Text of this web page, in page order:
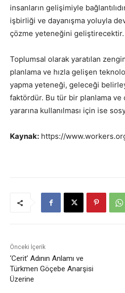
insanların gelişimiyle
işbirliği ve dayanışma yoluyla
çözme yeteneğini geliştirecektir.
Toplumsal olarak yaratılan
planlama ve hızla gelişen
yapma yeteneği, geleceği
faktördür. Bu tür bir planlama ve
yararına kullanılması için ise
Kaynak: https://
Önceki İçerik
‘Cerit’ Adının Anlamı ve
Türkmen Göçebe Anarşisi
Üzerine